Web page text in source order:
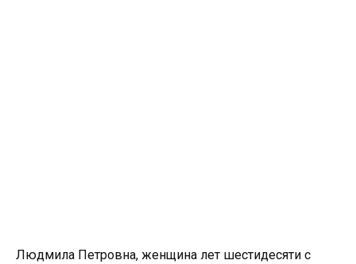
Людмила Петровна, женщина лет шестидесяти с